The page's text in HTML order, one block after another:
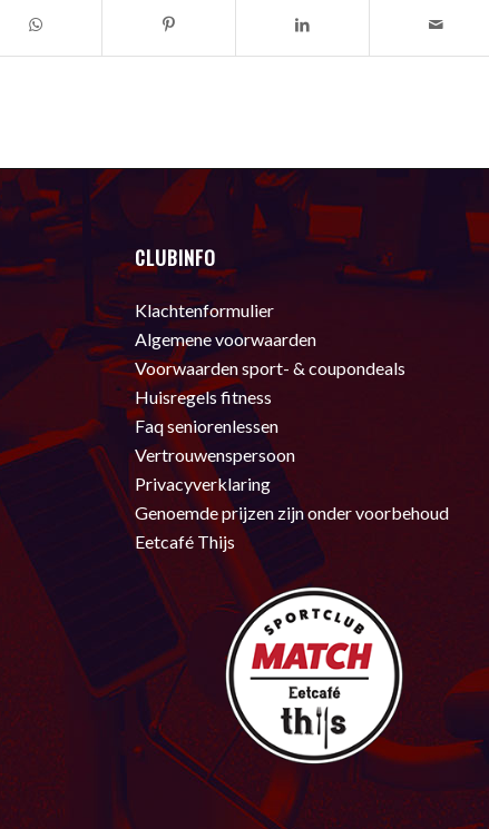
CLUBINFO
Klachtenformulier
Algemene voorwaarden
Voorwaarden sport- & coupondeals
Huisregels fitness
Faq seniorenlessen
Vertrouwenspersoon
Privacyverklaring
Genoemde prijzen zijn onder voorbehoud
Eetcafé Thijs